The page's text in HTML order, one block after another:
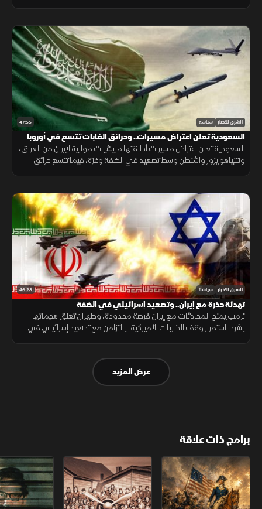
47:55 الشرق للأخبار سياسة
السعودية تعلن اعتراض مسيرات.. وحرائق الغابات تتسع في أوروبا
السعودية تعلن اعتراض مسيرات أطلقتها مليشيات موالية لإيران من العراق،
ونتنياهو يزور واشنطن وسط تصعيد في الضفة وغزة، فيما تتسع حرائق
46:23 الشرق للأخبار سياسة
تهدئة حذرة مع إيران.. وتصعيد إسرائيلي في الضفة
ترمب يمنح المحادثات مع إيران فرصة محدودة، وطهران تعلق هجماتها
بشرط استمرار وقف الضربات الأميركية، بالتزامن مع تصعيد إسرائيلي في
عرض المزيد
برامج ذات علاقة
الثورة الأميركية الكاميكاز.. تاريخ مجهول عودة الدجال